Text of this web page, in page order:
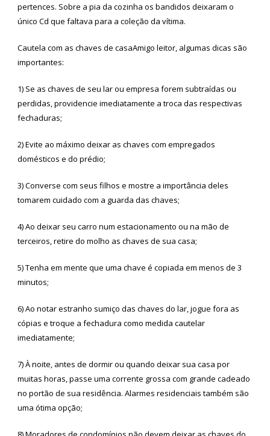
pertences. Sobre a pia da cozinha os bandidos deixaram o
único Cd que faltava para a coleção da vítima.
Cautela com as chaves de casaAmigo leitor, algumas dicas são
importantes:
1) Se as chaves de seu lar ou empresa forem subtraídas ou
perdidas, providencie imediatamente a troca das respectivas
fechaduras;
2) Evite ao máximo deixar as chaves com empregados
domésticos e do prédio;
3) Converse com seus filhos e mostre a importância deles
tomarem cuidado com a guarda das chaves;
4) Ao deixar seu carro num estacionamento ou na mão de
terceiros, retire do molho as chaves de sua casa;
5) Tenha em mente que uma chave é copiada em menos de 3
minutos;
6) Ao notar estranho sumiço das chaves do lar, jogue fora as
cópias e troque a fechadura como medida cautelar
imediatamente;
7) À noite, antes de dormir ou quando deixar sua casa por
muitas horas, passe uma corrente grossa com grande cadeado
no portão de sua residência. Alarmes residenciais também são
uma ótima opção;